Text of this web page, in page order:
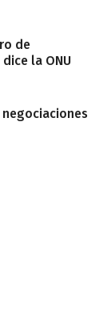
de
la ONU